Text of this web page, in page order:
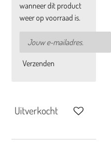
wanneer dit product
weer op voorraad is.
Verzenden
Uitverkocht